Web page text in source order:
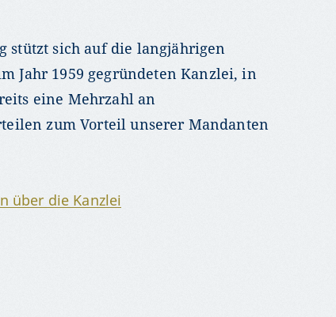
stützt sich auf die langjährigen
Jahr 1959 gegründeten Kanzlei, in
eine Mehrzahl an
zum Vorteil unserer Mandanten
über die Kanzlei